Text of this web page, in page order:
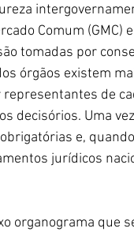
Comum (GMC)
tomadas por
órgãos existem
de
decisórios. Uma
e,
jurídicos
organograma que